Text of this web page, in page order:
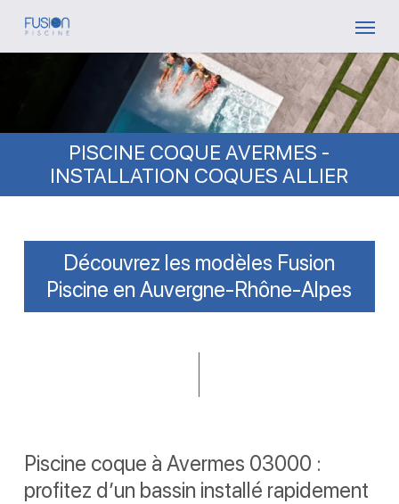
Skip
PISCINE COQUE AVERMES -
INSTALLATION COQUES ALLIER
Découvrez les modèles Fusion
Piscine en Auvergne-Rhône-Alpes
Piscine coque à Avermes 03000 :
profitez d’un bassin installé rapidement